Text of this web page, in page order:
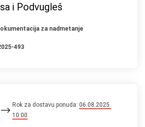
i Podvugleš
za nadmetanje
493
Rok za dostavu ponuda:06.08.2025.
10:00